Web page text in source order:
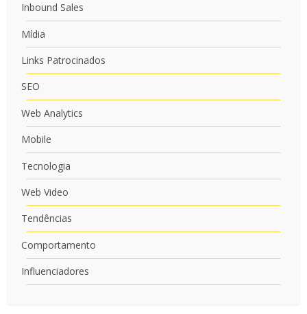
Inbound Sales
Mídia
Links Patrocinados
SEO
Web Analytics
Mobile
Tecnologia
Web Video
Tendências
Comportamento
Influenciadores